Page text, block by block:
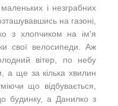
маленьких і незграбних
на газоні,
з хлопчиком на ім'я
свої велосипеди. Аж
вітер, по небу
а ще за кілька хвилин
що відбувається,
будинку, а Данилко з